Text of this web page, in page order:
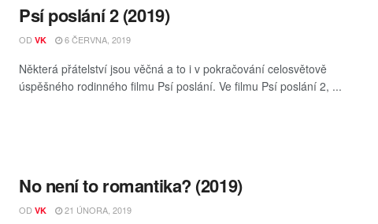
Psí poslání 2 (2019)
OD VK 6 ČERVNA, 2019
Některá přátelství jsou věčná a to i v pokračování celosvětově
úspěšného rodinného filmu Psí poslání. Ve filmu Psí poslání 2, ...
No není to romantika? (2019)
OD VK 21 ÚNORA, 2019